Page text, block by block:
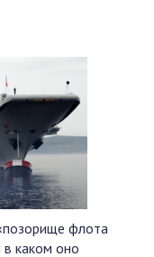
флота
в каком оно